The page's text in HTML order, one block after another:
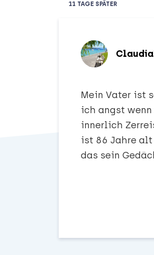
11 TAGE SPÄTER
Mein Vater ist
ich angst wenn
innerlich
ist 86 Jahre alt
das sein